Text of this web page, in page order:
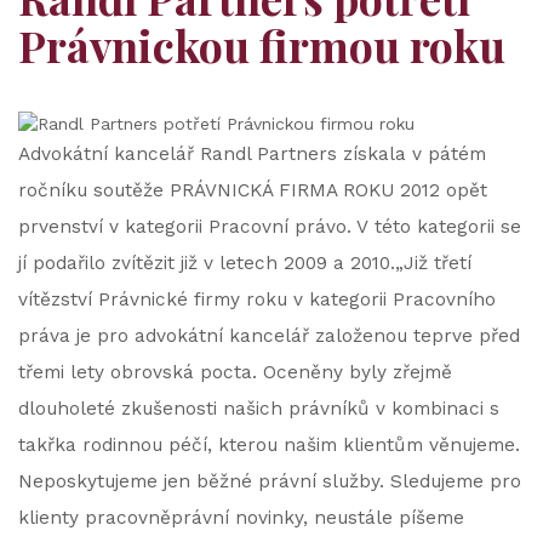
Právnickou firmou roku
Advokátní kancelář Randl Partners získala v pátém
ročníku soutěže PRÁVNICKÁ FIRMA ROKU 2012 opět
prvenství v kategorii Pracovní právo. V této kategorii se
jí podařilo zvítězit již v letech 2009 a 2010.„Již třetí
vítězství Právnické firmy roku v kategorii Pracovního
práva je pro advokátní kancelář založenou teprve před
třemi lety obrovská pocta. Oceněny byly zřejmě
dlouholeté zkušenosti našich právníků v kombinaci s
takřka rodinnou péčí, kterou našim klientům věnujeme.
Neposkytujeme jen běžné právní služby. Sledujeme pro
klienty pracovněprávní novinky, neustále píšeme